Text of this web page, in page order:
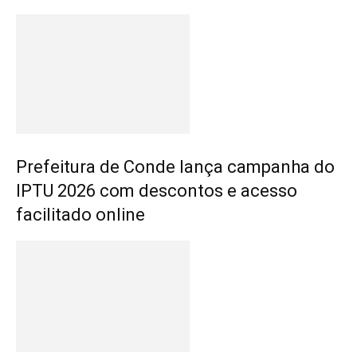
Prefeitura de Conde lança campanha do
IPTU 2026 com descontos e acesso
facilitado online